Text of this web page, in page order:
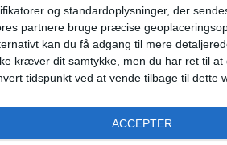
og standardoplysninger, der
partnere bruge præcise
kan du få adgang til mere
kræver dit samtykke, men du har ret til at
tidspunkt ved at vende tilbage til dette
ACCEPTER